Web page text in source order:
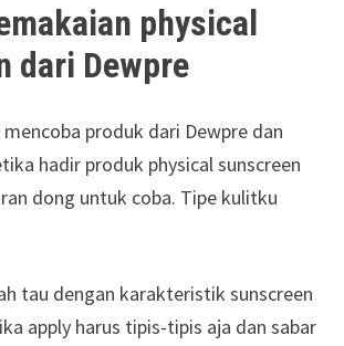
physical
dari Dewpre
produk dari Dewpre dan
hadir produk physical sunscreen
dong untuk coba. Tipe kulitku
tau dengan karakteristik sunscreen
apply harus tipis-tipis aja dan sabar